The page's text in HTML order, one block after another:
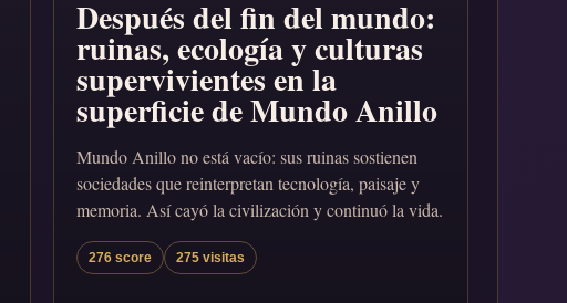
Después del fin del mundo:
ruinas, ecología y culturas
supervivientes en la
superficie de Mundo Anillo
Mundo Anillo no está vacío: sus ruinas sostienen
sociedades que reinterpretan tecnología, paisaje y
memoria. Así cayó la civilización y continuó la vida.
276 score 275 visitas